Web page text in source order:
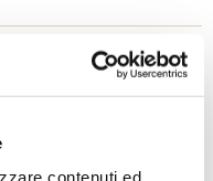
contenuti ed
in vendita su
della densità
per l'alcool (0/20) e
una lettura